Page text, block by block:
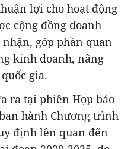
lợi cho hoạt động
cộng đồng doanh
góp phần quan
kinh doanh, nâng
gia.
ra tại phiên Họp báo
hành Chương trình
định lên quan đến